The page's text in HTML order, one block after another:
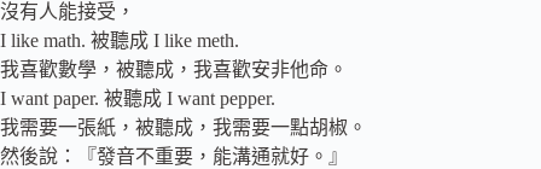
沒有人能接受，
I like math. 被聽成 I like meth.
我喜歡數學，被聽成，我喜歡安非他命。
I want paper. 被聽成 I want pepper.
我需要一張紙，被聽成，我需要一點胡椒。
然後說：『發音不重要，能溝通就好。』